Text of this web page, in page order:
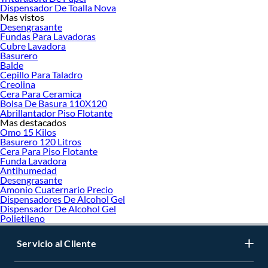
Por otro lado, los solventes cumplen una función similar, pero también son muy
efectivos como agentes limpiadores, ideales para remover restos de adhesivos,
grasa, pintura vieja o suciedad industrial. En Sodimac puedes encontrar acetona,
alcohol isopropílico, bencina y limpiadores de piezas, recomendados para
talleres mecánicos, trabajos de carpintería o mantenciones generales.
Además, en esta categoría también se incluyen limpiadores de pinceles y
herramientas, que ayudan a prolongar la vida útil de tus utensilios de trabajo,
evitando la acumulación de residuos secos o endurecidos. Algunos productos
también actúan como desengrasantes o limpiadores multisuperficie, ampliando
su versatilidad en el hogar o lugar de trabajo.
Todos estos productos vienen en distintos formatos y presentaciones, desde
envases pequeños para uso doméstico hasta galones y bidones industriales.
También puedes elegir entre fórmulas de rápida evaporación, baja toxicidad o
amigables con el medio ambiente, según el tipo de aplicación.
Ya sea para un proyecto de pintura, limpieza técnica o mantenimiento profundo,
en Sodimac encuentrasdiluyentes
efectivos, para que trabajes con precisión y confianza desde el primer paso.
Dispensador De Toalla Nova
Mas vistos
Desengrasante
Fundas Para Lavadoras
Cubre Lavadora
Basurero
Balde
Cepillo Para Taladro
Creolina
Cera Para Ceramica
Bolsa De Basura 110X120
Abrillantador Piso Flotante
Mas destacados
Omo 15 Kilos
Basurero 120 Litros
Cera Para Piso Flotante
Funda Lavadora
Antihumedad
Desengrasante
Amonio Cuaternario Precio
Dispensadores De Alcohol Gel
Dispensador De Alcohol Gel
Polietileno
Servicio al Cliente